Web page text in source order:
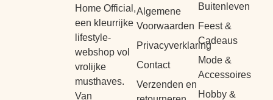
Home Official,
een kleurrijke
lifestyle-
webshop vol
vrolijke
musthaves.
Van
Buitenleven
Feest &
Cadeaus
Mode &
Accessoires
Hobby &
Algemene
Voorwaarden
Privacyverklaring
Contact
Verzenden en